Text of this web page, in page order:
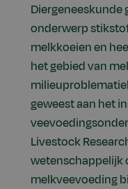
onderwerp
melkkoeien en
het gebied van
geweest aan het
Livestock
wetenschappelijk
melkveevoeding